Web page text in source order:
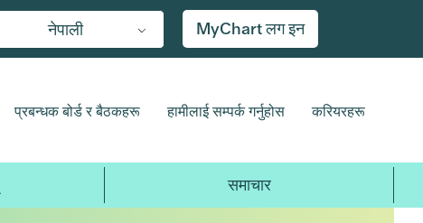
नेपाली MyChart लग इन
प्रबन्धक बोर्ड र बैठकहरू हामीलाई सम्पर्क गर्नुहोस करियरहरू
समाचार